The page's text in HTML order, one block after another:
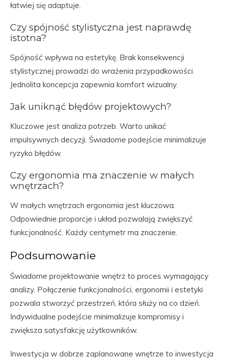
łatwiej się adaptuje.
Czy spójność stylistyczna jest naprawdę
istotna?
Spójność wpływa na estetykę. Brak konsekwencji
stylistycznej prowadzi do wrażenia przypadkowości.
Jednolita koncepcja zapewnia komfort wizualny.
Jak uniknąć błędów projektowych?
Kluczowe jest analiza potrzeb. Warto unikać
impulsywnych decyzji. Świadome podejście minimalizuje
ryzyko błędów.
Czy ergonomia ma znaczenie w małych
wnętrzach?
W małych wnętrzach ergonomia jest kluczowa.
Odpowiednie proporcje i układ pozwalają zwiększyć
funkcjonalność. Każdy centymetr ma znaczenie.
Podsumowanie
Świadome projektowanie wnętrz to proces wymagający
analizy. Połączenie funkcjonalności, ergonomii i estetyki
pozwala stworzyć przestrzeń, która służy na co dzień.
Indywidualne podejście minimalizuje kompromisy i
zwiększa satysfakcję użytkowników.
Inwestycja w dobrze zaplanowane wnętrze to inwestycja